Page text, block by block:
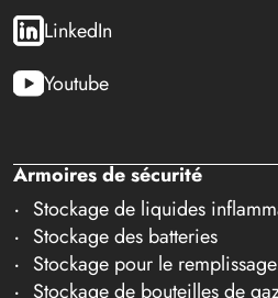
LinkedIn
Youtube
Armoires de sécurité
Stockage de liquides
Stockage des batteries
Stockage pour le remplissage
Stockage de bouteilles de